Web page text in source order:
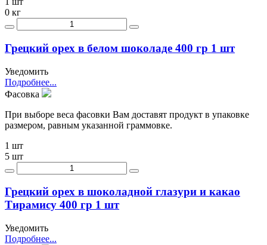
0 кг
Грецкий орех в белом шоколаде 400 гр 1 шт
Уведомить
Подробнее...
Фасовка
При выборе веса фасовки Вам доставят продукт в упаковке
размером, равным указанной граммовке.
1 шт
5 шт
Грецкий орех в шоколадной глазури и какао
Тирамису 400 гр 1 шт
Уведомить
Подробнее...